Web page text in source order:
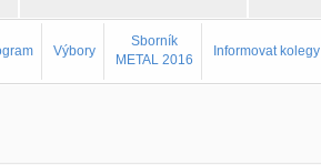
Výbory
Sborník
METAL 2016
Informovat kolegy